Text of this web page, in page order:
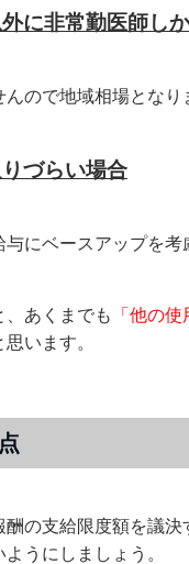
に非常勤医師し
ので地域相場となり
づらい場合
にベースアップを考
、あくまでも 「他の
います。
の支給限度額を議決
うにしましょう。